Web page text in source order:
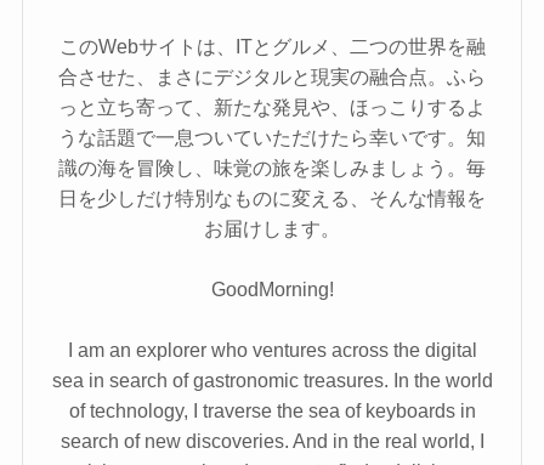
このWebサイトは、ITとグルメ、二つの世界を融
合させた、まさにデジタルと現実の融合点。ふら
っと立ち寄って、新たな発見や、ほっこりするよ
うな話題で一息ついていただけたら幸いです。知
識の海を冒険し、味覚の旅を楽しみましょう。毎
日を少しだけ特別なものに変える、そんな情報を
お届けします。
GoodMorning!
I am an explorer who ventures across the digital
sea in search of gastronomic treasures. In the world
of technology, I traverse the sea of keyboards in
search of new discoveries. And in the real world, I